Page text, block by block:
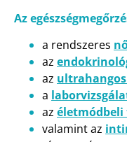
Az
a rendszeres
az
az
a
az életmódbeli
valamint az